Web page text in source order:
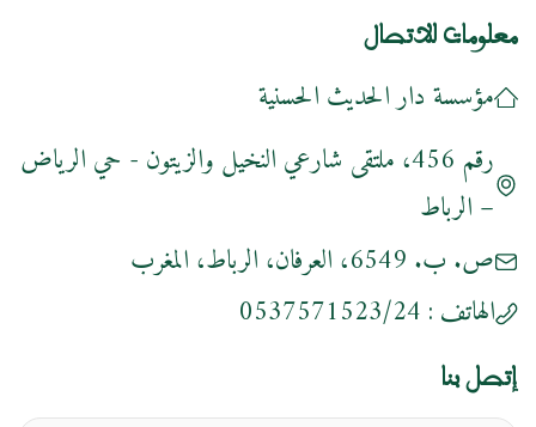
معلومات للاتصال
مؤسسة دار الحديث الحسنية
رقم 456، ملتقى شارعي النخيل والزيتون - حي الرياض
– الرباط
ص. ب. 6549، العرفان، الرباط، المغرب
الهاتف : 0537571523/24
إتصل بنا